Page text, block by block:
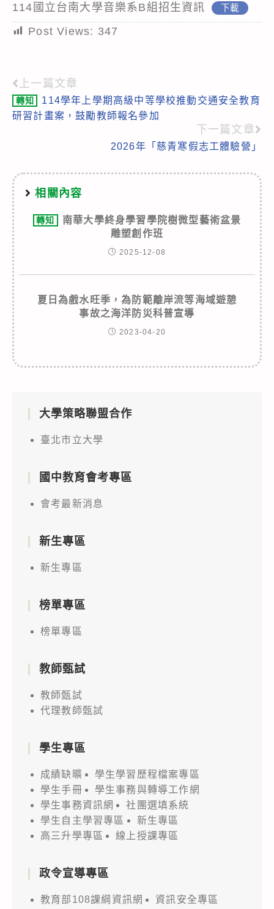
114國立台南大學音樂系B組招生資訊 下載
Post Views: 347
Read
more
上一篇文章
轉知
114學年上學期高級中等學校推動交通安全教育
研習計畫案，鼓勵教師報名參加
下一篇文章
2026年「慈青寒假志工體驗營」
相關內容
轉知
南華大學終身學習學院樹微型藝術盆景
雕塑創作班
2025-12-08
夏日為戲水旺季，為防範離岸流等海域遊憩
事故之海洋防災科普宣導
2023-04-20
大學策略聯盟合作
臺北市立大學
國中教育會考專區
會考最新消息
新生專區
新生專區
榜單專區
榜單專區
教師甄試
教師甄試
代理教師甄試
學生專區
成績缺曠
學生學習歷程檔案專區
學生手冊
學生事務與轉導工作網
學生事務資訊網
社團選填系統
學生自主學習專區
新生專區
高三升學專區
線上授課專區
政令宣導專區
教育部108課綱資訊網 資訊安全專區